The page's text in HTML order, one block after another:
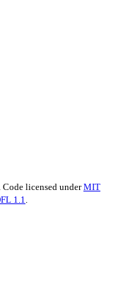
licensed underMIT
1.1